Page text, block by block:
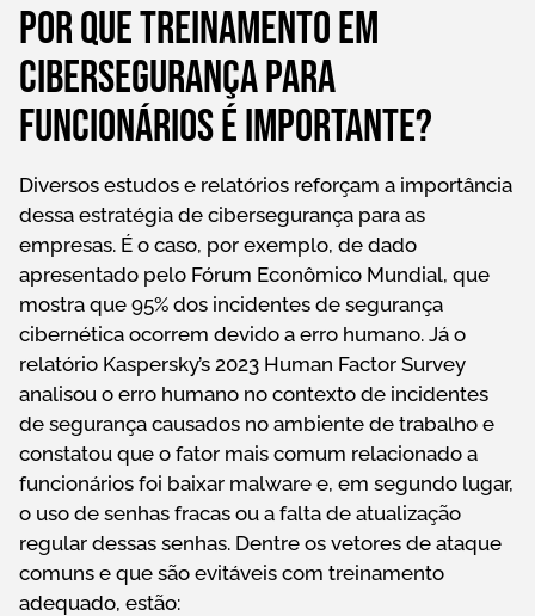
Por que treinamento em
cibersegurança para
funcionários é importante?
Diversos estudos e relatórios reforçam a importância
dessa estratégia de cibersegurança para as
empresas. É o caso, por exemplo, de dado
apresentado pelo Fórum Econômico Mundial, que
mostra que 95% dos incidentes de segurança
cibernética ocorrem devido a erro humano. Já o
relatório Kaspersky’s 2023 Human Factor Survey
analisou o erro humano no contexto de incidentes
de segurança causados no ambiente de trabalho e
constatou que o fator mais comum relacionado a
funcionários foi baixar malware e, em segundo lugar,
o uso de senhas fracas ou a falta de atualização
regular dessas senhas. Dentre os vetores de ataque
comuns e que são evitáveis com treinamento
adequado, estão: